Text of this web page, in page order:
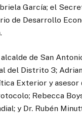
García; el
de Desarrollo
de San
del Distrito 3;
Exterior y asesor
Rebecca
y Dr. Rubén